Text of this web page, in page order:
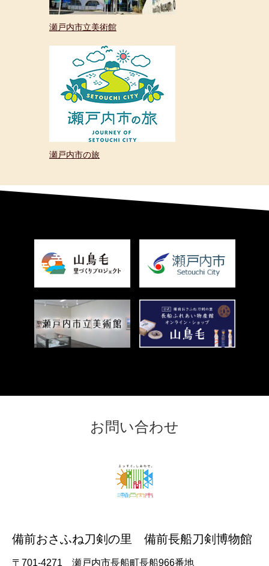
瀬戸内市立美術館
瀬戸内市の旅
外
部
リ
ン
＞
お問い合わせ
備前おさふね刀剣の里 備前長船刀剣博物館
〒701-4271 瀬戸内市長船町長船966番地